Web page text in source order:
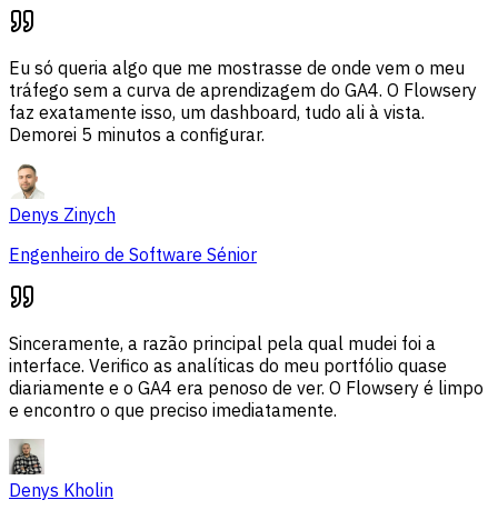
Eu só queria algo que me mostrasse de onde vem o meu
tráfego sem a curva de aprendizagem do GA4. O Flowsery
faz exatamente isso, um dashboard, tudo ali à vista.
Demorei 5 minutos a configurar.
Denys Zinych
Engenheiro de Software Sénior
Sinceramente, a razão principal pela qual mudei foi a
interface. Verifico as analíticas do meu portfólio quase
diariamente e o GA4 era penoso de ver. O Flowsery é limpo
e encontro o que preciso imediatamente.
Denys Kholin